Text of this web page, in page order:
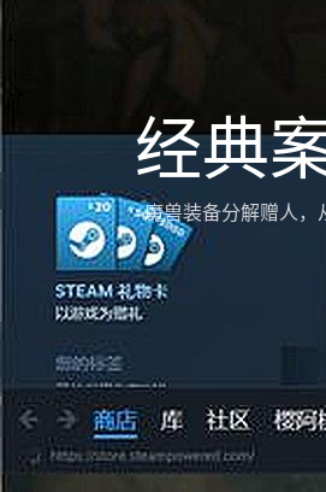
经典
魔兽装备分解赠人，